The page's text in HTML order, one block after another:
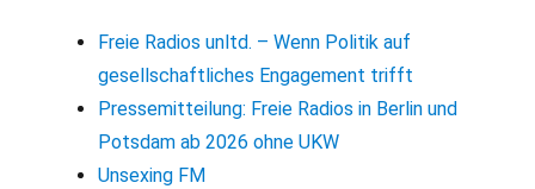
Freie Radios unltd. – Wenn Politik auf
gesellschaftliches Engagement trifft
Pressemitteilung: Freie Radios in Berlin und
Potsdam ab 2026 ohne UKW
Unsexing FM